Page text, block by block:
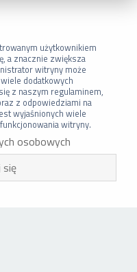
użytkownikiem
a znacznie zwiększa
witryny może
dodatkowych
z naszym regulaminem,
z odpowiedziami na
wyjaśnionych wiele
witryny.
osobowych